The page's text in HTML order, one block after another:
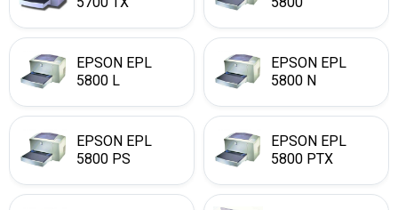
EPSON EPL
5800 L
EPSON EPL
5800 N
EPSON EPL
5800 PS
EPSON EPL
5800 PTX